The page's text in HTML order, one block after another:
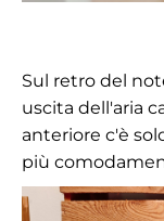
Sul retro del
uscita dell'aria
anteriore c'è
più